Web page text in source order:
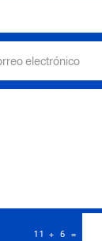
11 + 6 =